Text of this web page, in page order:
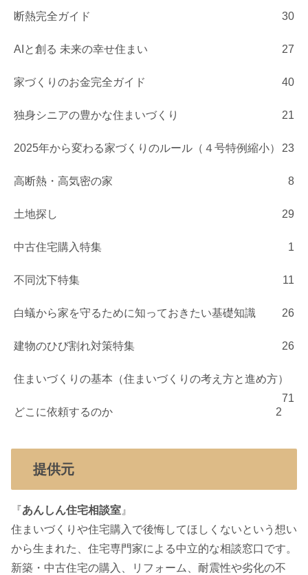
断熱完全ガイド 30
AIと創る 未来の幸せ住まい 27
家づくりのお金完全ガイド 40
独身シニアの豊かな住まいづくり 21
2025年から変わる家づくりのルール（４号特例縮小） 23
高断熱・高気密の家 8
土地探し 29
中古住宅購入特集 1
不同沈下特集 11
白蟻から家を守るために知っておきたい基礎知識 26
建物のひび割れ対策特集 26
住まいづくりの基本（住まいづくりの考え方と進め方）
71
どこに依頼するのか
2
提供元
『あんしん住宅相談室 』
住まいづくりや住宅購入で後悔してほしくないという想い
から生まれた、住宅専門家による中立的な相談窓口です。
新築・中古住宅の購入、リフォーム、耐震性や劣化の不